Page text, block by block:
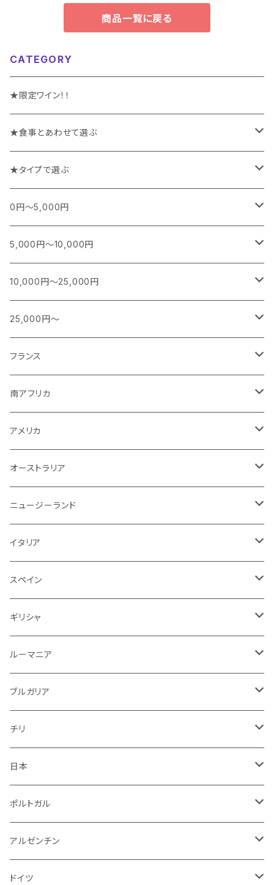
商品一覧に戻る
CATEGORY
★限定ワイン！！
★食事とあわせて選ぶ
チーズや前菜と楽しむワイン
お魚料理と楽しむワイン
お肉料理と楽しむワイン
カレー、エスニック、中華などに合うワイン
特別な日に楽しむワイン
★タイプで選ぶ
スパークリング
白
白(オレンジ)
赤
ロゼ
紫！？
0円～5,000円
フランス
シャンパーニュ
ブルゴーニュ
南アフリカ
スパークリング
白ワイン
日本
スパークリング
白ワイン
アメリカ
スパークリング
白ワイン
ギリシャ
スパークリング
白ワイン
オーストラリア
スパークリング
白ワイン
チリ
スパークリング
白ワイン
イタリア
泡
白ワイン
アルゼンチン
赤
スペイン
スパークリング
白
ドイツ
ロゼ
白
ルーマニア
赤
ブルガリア
赤
ニュージーランド
白
赤
5,000円～10,000円
フランス
シャンパーニュ
ブルゴーニュ
南アフリカ
スパークリング
白ワイン
ニュージーランド
スパークリング
白ワイン
ポルトガル
泡
白ワイン
オーストラリア
泡
白ワイン
イタリア
白
赤
ドイツ
赤
白
スペイン
赤
アメリカ
赤
オーストリア
白
10,000円～25,000円
フランス
シャンパーニュ
ボルドー
アメリカ
赤
白
ドイツ
白
赤
25,000円～
シャンパーニュ
ブルゴーニュ
白ワイン
赤ワイン
アメリカ
赤
フランス
シャンパーニュ
ブルゴーニュ
ボルドー
その他
南アフリカ
スパークリング
白
赤
アメリカ
スパークリング
白
赤
オーストラリア
白
赤
ニュージーランド
白
赤
イタリア
スパークリング
白
赤
ロゼ
スペイン
スパークリング
白
赤
ギリシャ
白
ルーマニア
赤
ブルガリア
赤
チリ
スパークリング
白
赤
日本
スパークリング
白
赤
ポルトガル
白
赤
アルゼンチン
赤
ドイツ